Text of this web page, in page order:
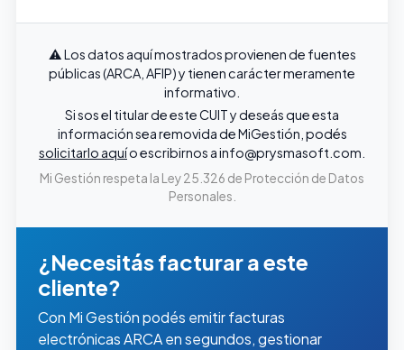
⚠️ Los datos aquí mostrados provienen de fuentes
públicas (ARCA, AFIP) y tienen carácter meramente
informativo.
Si sos el titular de este CUIT y deseás que esta
información sea removida de MiGestión, podés
solicitarlo aquío escribirnos ainfo@prysmasoft.com
Mi Gestión respeta la Ley 25.326 de Protección de Datos
Personales.
¿Necesitás facturar a este
cliente?
Con Mi Gestión podés emitir facturas
electrónicas ARCA en segundos, gestionar